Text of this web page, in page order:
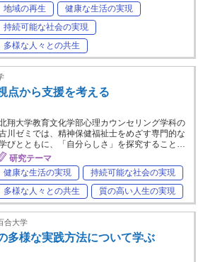
地域の再生
健康な生活の実現
持続可能な社会の実現
多様な人々との共生
点から支援を考える
翔大学教育文化学部心理カウンセリング学科の
川ゼミでは、精神保健福祉士をめざす専門的な
びとともに、「自分らしさ」を探究すること…
研究テーマ
健康な生活の実現
持続可能な社会の実現
多様な人々との共生
質の高い人生の実現
合大学
多様な実践方法について学ぶ